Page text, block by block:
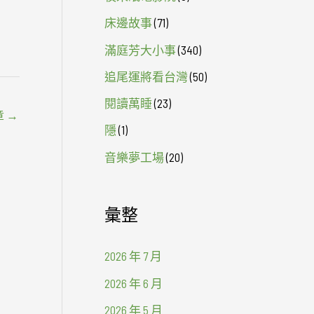
→
床邊故事(71)
滿庭芳大小事(340)
追尾運將看台灣(50)
閱讀萬睡(23)
隱(1)
音樂夢工場(20)
彙整
2026 年 7 月
2026 年 6 月
2026 年 5 月